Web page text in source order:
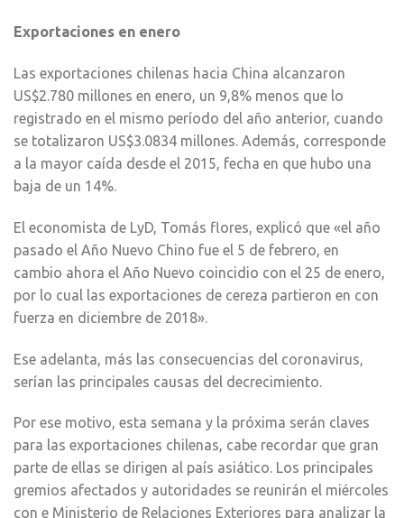
Exportaciones en enero
Las exportaciones chilenas hacia China alcanzaron
US$2.780 millones en enero, un 9,8% menos que lo
registrado en el mismo período del año anterior, cuando
se totalizaron US$3.0834 millones. Además, corresponde
a la mayor caída desde el 2015, fecha en que hubo una
baja de un 14%.
El economista de LyD, Tomás flores, explicó que «el año
pasado el Año Nuevo Chino fue el 5 de febrero, en
cambio ahora el Año Nuevo coincidio con el 25 de enero,
por lo cual las exportaciones de cereza partieron en con
fuerza en diciembre de 2018».
Ese adelanta, más las consecuencias del coronavirus,
serían las principales causas del decrecimiento.
Por ese motivo, esta semana y la próxima serán claves
para las exportaciones chilenas, cabe recordar que gran
parte de ellas se dirigen al país asiático. Los principales
gremios afectados y autoridades se reunirán el miércoles
con e Ministerio de Relaciones Exteriores para analizar la